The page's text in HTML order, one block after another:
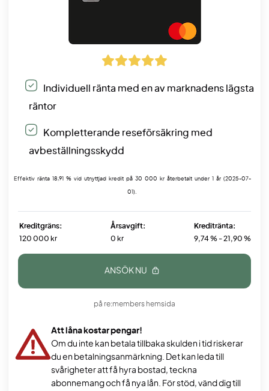
Individuell ränta med en av marknadens lägsta
räntor
Kompletterande reseförsäkring med
avbeställningsskydd
Effektiv ränta 18,91 % vid utnyttjad kredit på 30 000 kr återbetalt under 1 år (2025-07-
01).
Kreditgräns:
120 000 kr
Årsavgift:
0 kr
Kreditränta:
9,74 % - 21,90 %
ANSÖK NU
på re:members hemsida
Att låna kostar pengar!
Om du inte kan betala tillbaka skulden i tid riskerar
du en betalningsanmärkning. Det kan leda till
svårigheter att få hyra bostad, teckna
abonnemang och få nya lån. För stöd, vänd dig till